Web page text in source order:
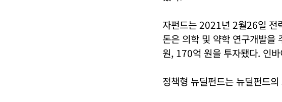
자펀드는 2021년 2월26일 전
돈은 의학 및 약학 연구개발을
원, 170억 원을 투자됐다. 인
정책형 뉴딜펀드는 뉴딜펀드